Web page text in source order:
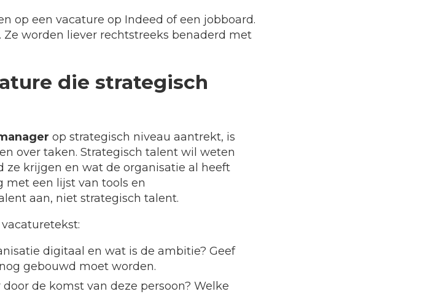
op een vacature op Indeed of een jobboard.
worden liever rechtstreeks benaderd met
die strategisch
op strategisch niveau aantrekt, is
over taken. Strategisch talent wil weten
ze krijgen en wat de organisatie al heeft
met een lijst van tools en
aan, niet strategisch talent.
digitaal en wat is de ambitie? Geef
gebouwd moet worden.
de komst van deze persoon? Welke